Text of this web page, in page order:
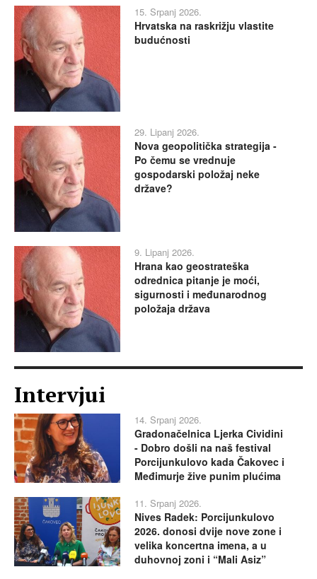
15. Srpanj 2026.
Hrvatska na raskrižju vlastite
budućnosti
29. Lipanj 2026.
Nova geopolitička strategija -
Po čemu se vrednuje
gospodarski položaj neke
države?
9. Lipanj 2026.
Hrana kao geostrateška
odrednica pitanje je moći,
sigurnosti i međunarodnog
položaja država
Intervjui
14. Srpanj 2026.
Gradonačelnica Ljerka Cividini
- Dobro došli na naš festival
Porcijunkulovo kada Čakovec i
Međimurje žive punim plućima
11. Srpanj 2026.
Nives Radek: Porcijunkulovo
2026. donosi dvije nove zone i
velika koncertna imena, a u
duhovnoj zoni i “Mali Asiz”